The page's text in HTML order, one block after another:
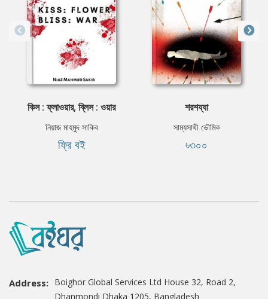
কিস : ফ্লাওয়ার, ব্লিস : ওয়ার
নিয়াজ মাহমুদ সাকিব
ফ্রি বই
শরশয্যা
সাম্যসাথী ভৌমিক
৳৩০০
Address: Boighor Global Services Ltd House 32, Road 2,
Dhanmondi Dhaka 1205, Bangladesh